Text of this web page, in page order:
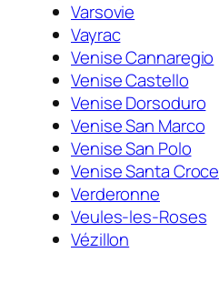
Varsovie
Vayrac
Venise Cannaregio
Venise Castello
Venise Dorsoduro
Venise San Marco
Venise San Polo
Venise Santa Croce
Verderonne
Veules-les-Roses
Vézillon